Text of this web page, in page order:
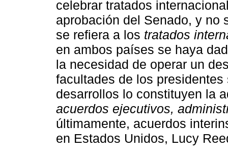
celebrar tratados
aprobación del Senado, y no
se refiera a los tratados
en ambos países se haya
la necesidad de operar un
facultades de los
desarrollos lo constituyen la
acuerdos ejecutivos,
últimamente, acuerdos
en Estados Unidos, Lucy